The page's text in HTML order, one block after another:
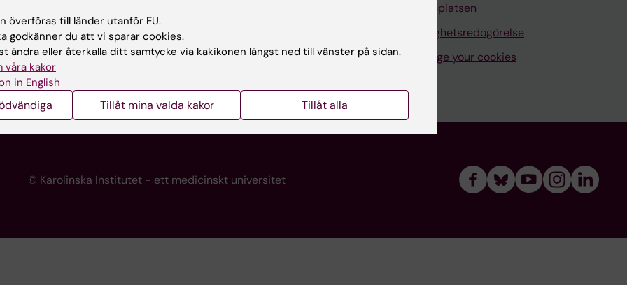
Om webbplatsen
Tillgänglighetsredogörelse
Manage your cookies
© Karolinska Institutet - ett medicinskt universitet
överföras till länder utanför EU.
godkänner du att vi sparar cookies.
ändra eller återkalla ditt samtycke via kakikonen längst ned till vänster på sidan.
våra kakor
in English
Tillåt mina valda kakor Tillåt alla